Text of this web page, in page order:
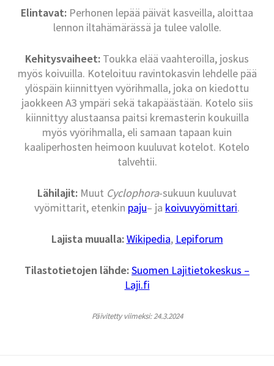
Elintavat: Perhonen lepää päivät kasveilla, aloittaa
lennon iltahämärässä ja tulee valolle.
Kehitysvaiheet: Toukka elää vaahteroilla, joskus
myös koivuilla. Koteloituu ravintokasvin lehdelle pää
ylöspäin kiinnittyen vyörihmalla, joka on kiedottu
jaokkeen A3 ympäri sekä takapäästään. Kotelo siis
kiinnittyy alustaansa paitsi kremasterin koukuilla
myös vyörihmalla, eli samaan tapaan kuin
kaaliperhosten heimoon kuuluvat kotelot. Kotelo
talvehtii.
Lähilajit: Muut Cyclophora-sukuun kuuluvat
vyömittarit, etenkin paju– ja koivuvyömittari.
Lajista muualla:Wikipedia, Lepiforum
Tilastotietojen lähde:Suomen Lajitietokeskus –
Laji.fi
Päivitetty viimeksi: 24.3.2024